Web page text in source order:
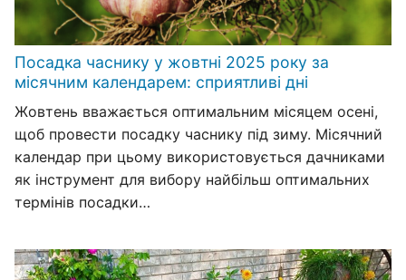
Посадка часнику у жовтні 2025 року за
місячним календарем: сприятливі дні
Жовтень вважається оптимальним місяцем осені,
щоб провести посадку часнику під зиму. Місячний
календар при цьому використовується дачниками
як інструмент для вибору найбільш оптимальних
термінів посадки…